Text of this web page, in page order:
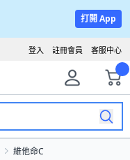
打開 App
客服中心
註冊會員
登入
維他命C